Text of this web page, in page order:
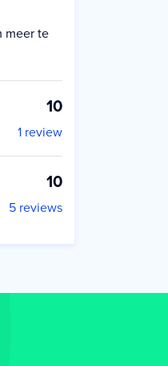
meer te
10
1 review
10
5 reviews